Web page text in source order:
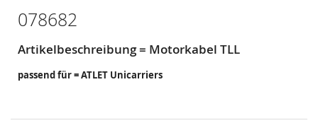
078682
Artikelbeschreibung = Motorkabel TLL
passend für = ATLET Unicarriers